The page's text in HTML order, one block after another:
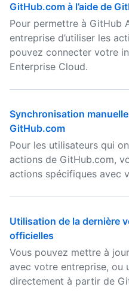
GitHub.com à l’aide de
Pour permettre à GitHub
entreprise d’utiliser les
pouvez connecter votre
Enterprise Cloud.
Synchronisation
GitHub.com
Pour les utilisateurs qui
actions de GitHub.com,
actions spécifiques avec
Utilisation de la dernière
officielles
Vous pouvez mettre à
avec votre entreprise, ou
directement à partir de